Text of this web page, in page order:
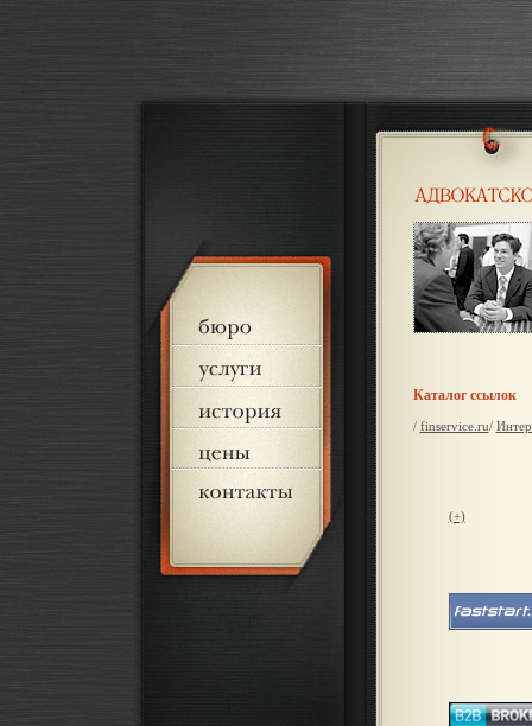
Каталог ссылок
/ finservice.ru/
(+)